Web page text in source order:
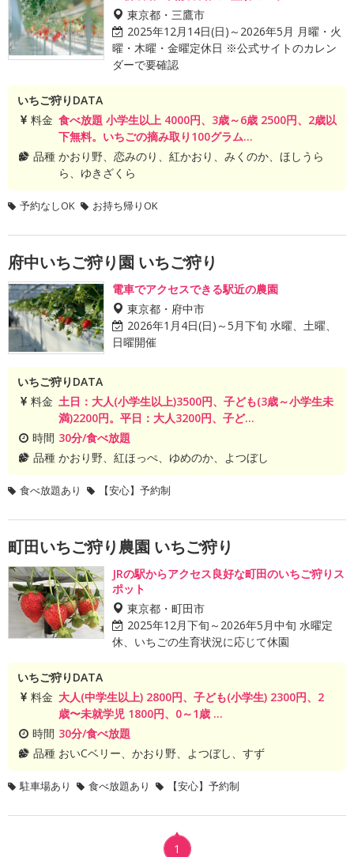
東京都・三鷹市
2025年12月14日(日)～2026年5月 月曜・火
曜・木曜・金曜定休日 ※公式サイトのカレン
ダーで要確認
いちご狩りDATA
料金 食べ放題 小学生以上 4000円、3歳～6歳 2500円、2歳以
下無料。いちごの摘み取り100グラム...
品種 かおり野、恋みのり、紅かおり、みくのか、ほしうら
ら、ゆきざくら
予約なしOK お持ち帰りOK
府中いちご狩り園 いちご狩り
電車でアクセスできる駅近の農園
東京都・府中市
2026年1月4日(日)～5月下旬 水曜、土曜、
日曜開催
いちご狩りDATA
料金 土日：大人(小学生以上)3500円、子ども(3歳～小学生未
満)2200円。平日：大人3200円、子ど...
時間 30分/食べ放題
品種 かおり野、紅ほっぺ、ゆめのか、よつぼし
食べ放題あり 【安心】予約制
町田いちご狩り農園 いちご狩り
JRの駅からアクセス良好な町田のいちご狩りス
ポット
東京都・町田市
2025年12月下旬～2026年5月中旬 水曜定
休、いちごの生育状況に応じて休園
いちご狩りDATA
料金 大人(中学生以上) 2800円、子ども(小学生) 2300円、2
歳〜未就学児 1800円、0～1歳 ...
時間 30分/食べ放題
品種 おいCベリー、かおり野、よつぼし、すず
駐車場あり 食べ放題あり 【安心】予約制
1